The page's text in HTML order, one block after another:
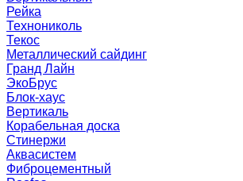
Рейка
Технониколь
Текос
Металлический сайдинг
Гранд Лайн
ЭкоБрус
Блок-хаус
Вертикаль
Корабельная доска
Стинержи
Аквасистем
Фиброцементный